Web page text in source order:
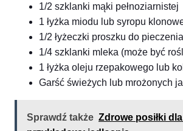
1/2 szklanki mąki pełnoziarnistej
1 łyżka miodu lub syropu
1/2 łyżeczki proszku do pieczenia
1/4 szklanki mleka (może być
1 łyżka oleju rzepakowego lub
Garść świeżych lub mrożonych
Sprawdź także Zdrowe posiłki